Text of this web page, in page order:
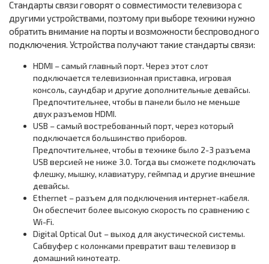
Стандарты связи говорят о совместимости телевизора с
другими устройствами, поэтому при выборе техники нужно
обратить внимание на порты и возможности беспроводного
подключения. Устройства получают такие стандарты связи:
HDMI – самый главный порт. Через этот слот
подключается телевизионная приставка, игровая
консоль, саундбар и другие дополнительные девайсы.
Предпочтительнее, чтобы в панели было не меньше
двух разъемов HDMI.
USB – самый востребованный порт, через который
подключается большинство приборов.
Предпочтительнее, чтобы в технике было 2-3 разъема
USB версией не ниже 3.0. Тогда вы сможете подключать
флешку, мышку, клавиатуру, геймпад и другие внешние
девайсы.
Ethernet – разъем для подключения интернет-кабеля.
Он обеспечит более высокую скорость по сравнению с
Wi-Fi.
Digital Optical Out – выход для акустической системы.
Сабвуфер с колонками превратит ваш телевизор в
домашний кинотеатр.